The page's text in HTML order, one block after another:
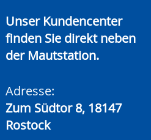
Unser Kundencenter
finden Sie direktneben
der Mautstation.
Adresse:
Zum Südtor 8, 18147
Rostock